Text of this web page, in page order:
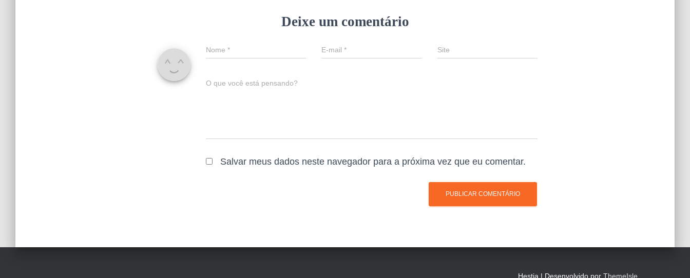
Deixe um comentário
Nome * E-mail* Site
O que você está pensando?
Salvar meus dados neste navegador para a próxima vez que eu comentar.
Hestia | Desenvolvido por ThemeIsle